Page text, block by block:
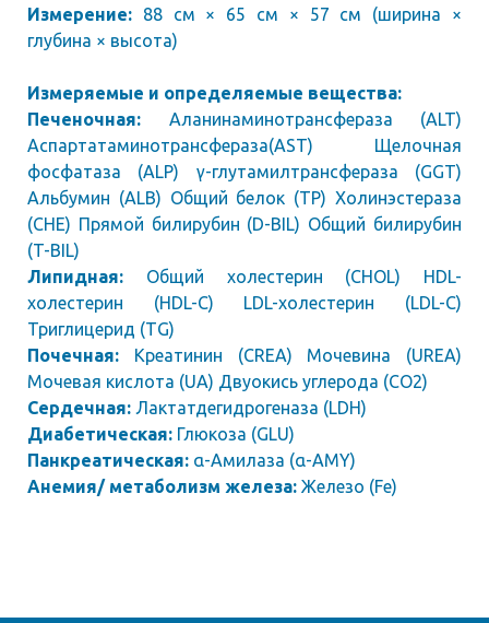
Измерение: 88 см × 65 см × 57 см (ширина ×
глубина × высота)
Измеряемые и определяемые вещества:
Печеночная: Аланинаминотрансфераза (ALT)
Аспартатаминотрансфераза(AST) Щелочная
фосфатаза (ALP) γ-глутамилтрансфераза (GGT)
Альбумин (ALB) Общий белок (TP) Холинэстераза
(CHE) Прямой билирубин (D-BIL) Общий билирубин
(T-BIL)
Липидная: Общий холестерин (CHOL) HDL-
холестерин (HDL-C) LDL-холестерин (LDL-C)
Триглицерид (TG)
Почечная: Креатинин (CREA) Мочевина (UREA)
Мочевая кислота (UA) Двуокись углерода (CO2)
Сердечная: Лактатдегидрогеназа (LDH)
Диабетическая: Глюкоза (GLU)
Панкреатическая: α-Амилаза (α-AMY)
Анемия/ метаболизм железа: Железо (Fe)